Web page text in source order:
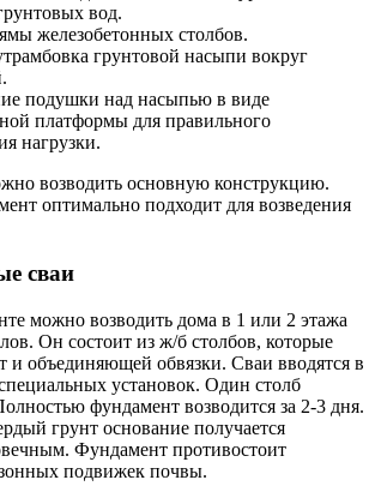
вод.
железобетонных столбов.
грунтовой насыпи вокруг
подушки над насыпью в виде
платформы для правильного
нагрузки.
возводить основную конструкцию.
оптимально подходит для возведения
сваи
можно возводить дома в 1 или 2 этажа
Он состоит из ж/б столбов, которые
и объединяющей обвязки. Сваи вводятся в
установок. Один столб
фундамент возводится за 2-3 дня.
грунт основание получается
Фундамент противостоит
подвижек почвы.